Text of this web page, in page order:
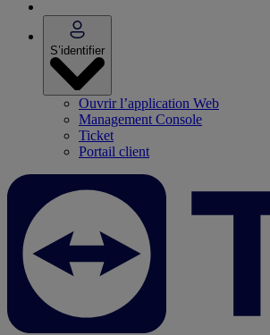
S’identifier
Ouvrir l’application Web
Management Console
Ticket
Portail client